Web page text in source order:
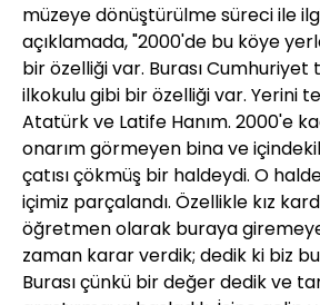
müzeye dönüştürülme süreci ile
açıklamada, "2000'de bu köye
bir özelliği var. Burası Cumhuriyet
ilkokulu gibi bir özelliği var. Yerini
Atatürk ve Latife Hanım. 2000'e
onarım görmeyen bina ve
çatısı çökmüş bir haldeydi. O
içimiz parçalandı. Özellikle kız
öğretmen olarak buraya
zaman karar verdik; dedik ki biz
Burası çünkü bir değer dedik ve